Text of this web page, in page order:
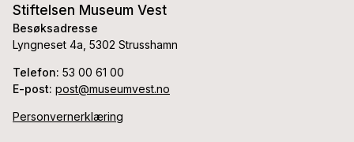
Stiftelsen Museum Vest
Besøksadresse
Lyngneset 4a, 5302 Strusshamn
Telefon: 53 00 61 00
E-post: post@museumvest.no
Personvernerklæring